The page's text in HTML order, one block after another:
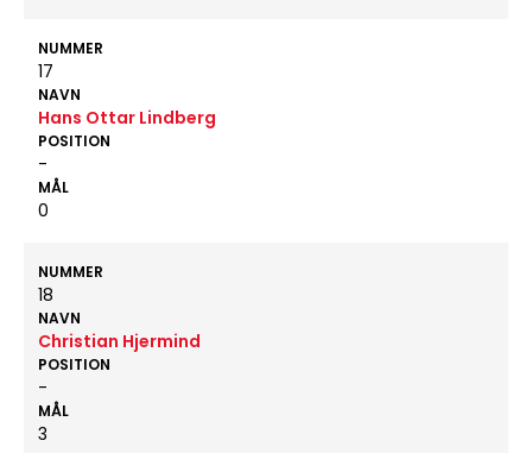
NUMMER
17
NAVN
Hans Ottar Lindberg
POSITION
-
MÅL
0
NUMMER
18
NAVN
Christian Hjermind
POSITION
-
MÅL
3